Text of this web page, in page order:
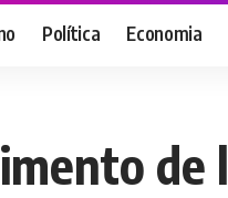
Política Economia